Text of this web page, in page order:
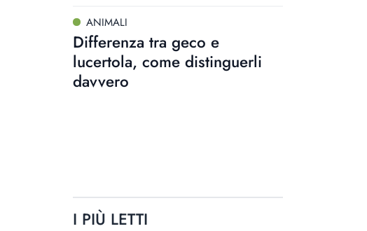
ANIMALI
Differenza tra geco e
lucertola, come distinguerli
davvero
I PIÙ LETTI